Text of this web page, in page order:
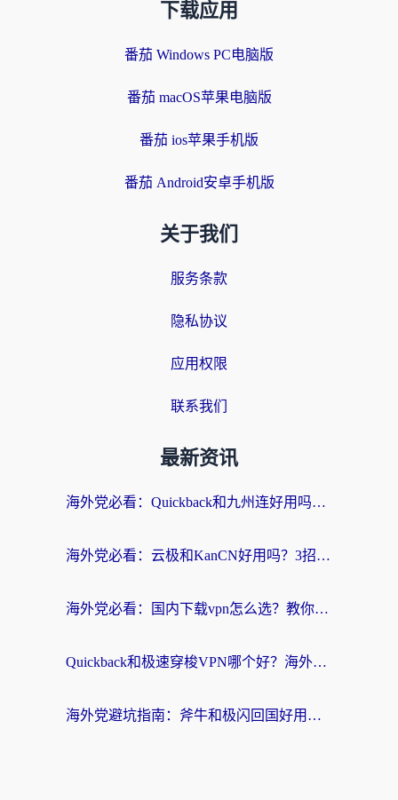
下载应用
番茄 Windows PC电脑版
番茄 macOS苹果电脑版
番茄 ios苹果手机版
番茄 Android安卓手机版
关于我们
服务条款
隐私协议
应用权限
联系我们
最新资讯
海外党必看：Quickback和九州连好用吗？3步选对回国加速器实现无缝刷国内资源
海外党必看：云极和KanCN好用吗？3招教你选对回国加速器（附免费VPN避坑指南）
海外党必看：国内下载vpn怎么选？教你无缝访问国内资源的实用指南
Quickback和极速穿梭VPN哪个好？海外党亲测3招选对回国加速器，看这篇就够了
海外党避坑指南：斧牛和极闪回国好用吗？选对加速器才能无缝刷剧玩游戏